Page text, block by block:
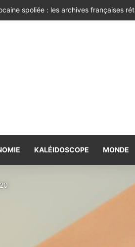
du bien-être !
KALÉIDOSCOPE MONDE